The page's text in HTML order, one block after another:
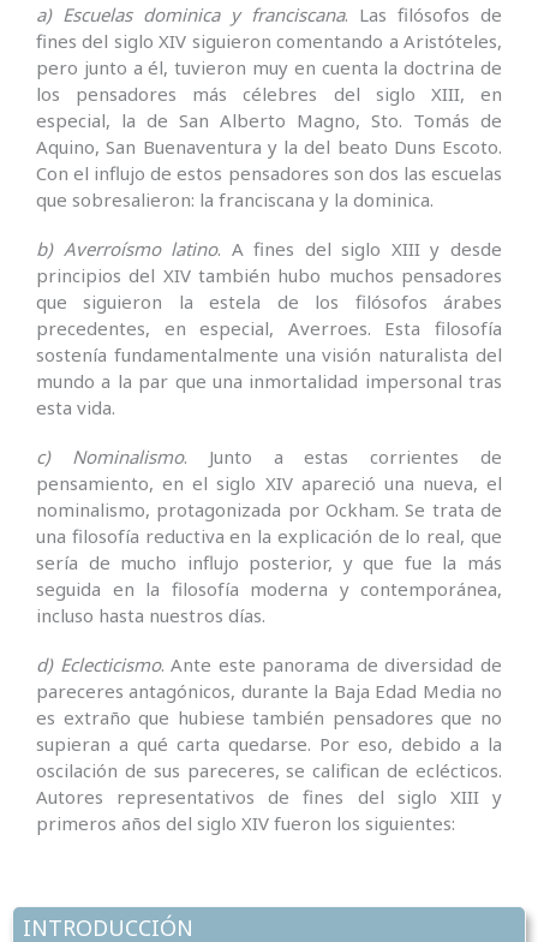
INTRODUCCIÓN
a) Escuelas dominica y franciscana. Las filósofos de
fines del siglo XIV siguieron comentando a Aristóteles,
pero junto a él, tuvieron muy en cuenta la doctrina de
los pensadores más célebres del siglo XIII, en
especial, la de San Alberto Magno, Sto. Tomás de
Aquino, San Buenaventura y la del beato Duns Escoto.
Con el influjo de estos pensadores son dos las escuelas
que sobresalieron: la franciscana y la dominica.
b) Averroísmo latino. A fines del siglo XIII y desde
principios del XIV también hubo muchos pensadores
que siguieron la estela de los filósofos árabes
precedentes, en especial, Averroes. Esta filosofía
sostenía fundamentalmente una visión naturalista del
mundo a la par que una inmortalidad impersonal tras
esta vida.
c) Nominalismo. Junto a estas corrientes de
pensamiento, en el siglo XIV apareció una nueva, el
nominalismo, protagonizada por Ockham. Se trata de
una filosofía reductiva en la explicación de lo real, que
sería de mucho influjo posterior, y que fue la más
seguida en la filosofía moderna y contemporánea,
incluso hasta nuestros días.
d) Eclecticismo. Ante este panorama de diversidad de
pareceres antagónicos, durante la Baja Edad Media no
es extraño que hubiese también pensadores que no
supieran a qué carta quedarse. Por eso, debido a la
oscilación de sus pareceres, se califican de eclécticos.
Autores representativos de fines del siglo XIII y
primeros años del siglo XIV fueron los siguientes: